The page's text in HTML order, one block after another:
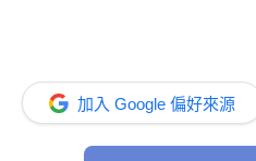
加入 Google 偏好來源